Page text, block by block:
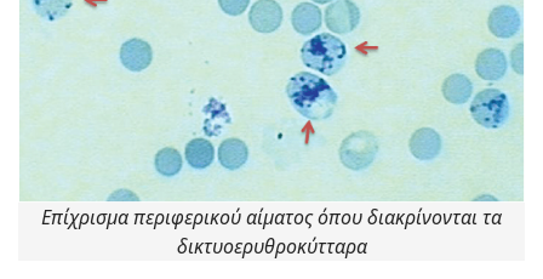
Επίχρισμα περιφερικού αίματος όπου διακρίνονται τα
δικτυοερυθροκύτταρα